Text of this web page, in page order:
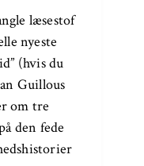
læsestof
nyeste
(hvis du
Guillous
om tre
den fede